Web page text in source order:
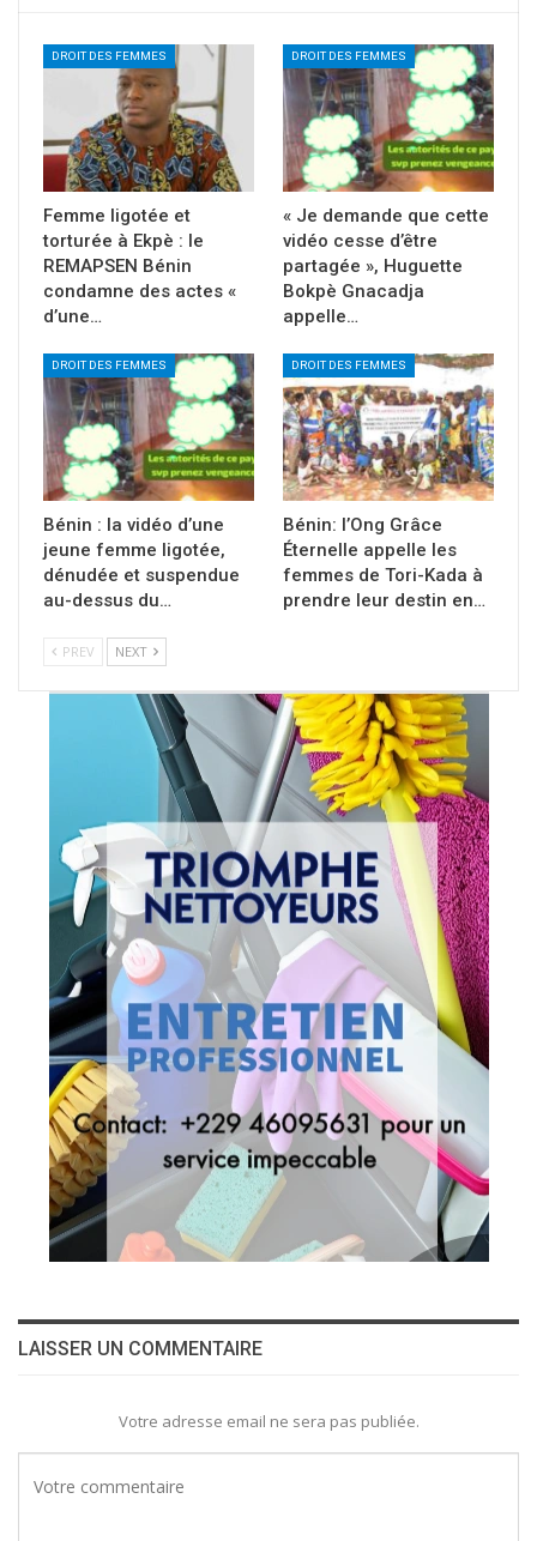
DROIT DES FEMMES
Femme ligotée et
torturée à Ekpè : le
REMAPSEN Bénin
condamne des actes «
d’une…
DROIT DES FEMMES
« Je demande que cette
vidéo cesse d’être
partagée », Huguette
Bokpè Gnacadja
appelle…
DROIT DES FEMMES
Bénin : la vidéo d’une
jeune femme ligotée,
dénudée et suspendue
au-dessus du…
DROIT DES FEMMES
Bénin: l’Ong Grâce
Éternelle appelle les
femmes de Tori-Kada à
prendre leur destin en…
PREV NEXT
LAISSER UN COMMENTAIRE
Votre adresse email ne sera pas publiée.